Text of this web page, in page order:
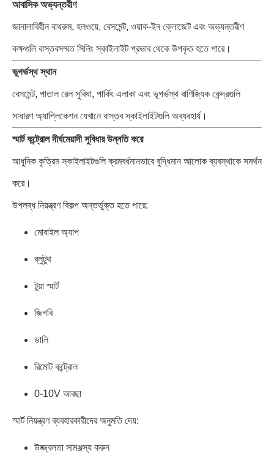
আবাসিক অভ্যন্তরীণ
জানালাবিহীন বাথরুম, হলওয়ে, বেসমেন্ট, ওয়াক-ইন ক্লোজেট এবং অভ্যন্তরীণ
কক্ষগুলি বাস্তবসম্মত সিলিং স্কাইলাইট প্রভাব থেকে উপকৃত হতে পারে।
ভূগর্ভস্থ স্থান
বেসমেন্ট, পাতাল রেল সুবিধা, পার্কিং এলাকা এবং ভূগর্ভস্থ বাণিজ্যিক কেন্দ্রগুলি
সাধারণ অ্যাপ্লিকেশন যেখানে বাস্তব স্কাইলাইটগুলি অব্যবহার্য।
স্মার্ট কন্ট্রোল দীর্ঘমেয়াদী সুবিধার উন্নতি করে
আধুনিক কৃত্রিম স্কাইলাইটগুলি ক্রমবর্ধমানভাবে বুদ্ধিমান আলোক ব্যবস্থাকে সমর্থন
করে।
উপলব্ধ নিয়ন্ত্রণ বিকল্প অন্তর্ভুক্ত হতে পারে:
মোবাইল অ্যাপ
ব্লুটুথ
টুয়া স্মার্ট
জিগবি
ডালি
রিমোট কন্ট্রোল
0-10V আবছা
স্মার্ট নিয়ন্ত্রণ ব্যবহারকারীদের অনুমতি দেয়:
উজ্জ্বলতা সামঞ্জস্য করুন